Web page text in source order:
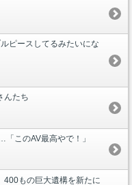
ピースしてるみたいにな
んたち
このAV最高やで！」
400もの巨大遺構を新たに